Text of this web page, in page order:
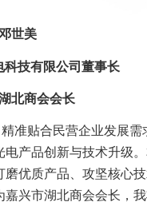
世美
科技有限公司董事长
北商会会长
准贴合民营企业发展
产品创新与技术升级
优质产品、攻坚核心
兴市湖北商会会长，